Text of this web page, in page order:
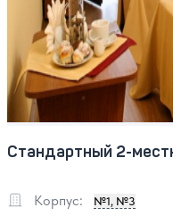
Стандартный 2-
Корпус: №1, №3